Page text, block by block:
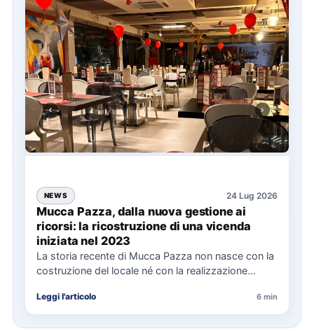
NEWS 24 Lug 2026
Mucca Pazza, dalla nuova gestione ai
ricorsi: la ricostruzione di una vicenda
iniziata nel 2023
La storia recente di Mucca Pazza non nasce con la
costruzione del locale né con la realizzazione
Leggi l'articolo 6 min